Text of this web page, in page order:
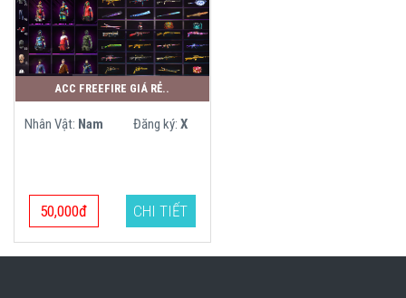
ACC FREEFIRE GIÁ RẺ..
Nhân Vật: Nam Đăng ký:X
50,000đ CHI TIẾT